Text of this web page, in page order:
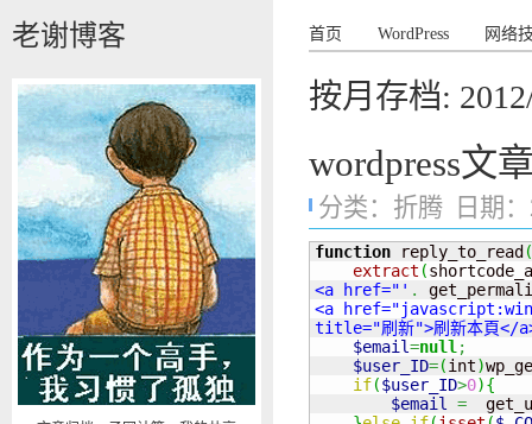
老谢博客 首页 WordPress 网络
按月存档:
wordpress文
分类： 折腾 日期
function reply_to_read (
extract (
<a href="' .
<a
title="刷新">刷新本頁</
$email=null ;
$user_ID=(int)
if($user_ID>0){
$email
=